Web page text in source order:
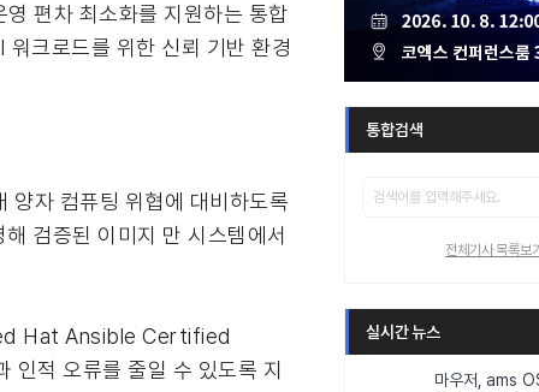
편차 최소화를 지원하는 통합
크로드를 위한 신뢰 기반 환경
자 컴퓨팅 위협에 대비하도록
검증된 이미지 만 시스템에서
Hat Ansible Certified
적 오류를 줄일 수 있도록 지
통합검색
전체기사 목록보
실시간 뉴스
마우저, ams